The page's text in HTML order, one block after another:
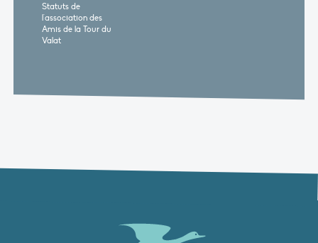
Statuts de
l'association des
Amis de la Tour du
Valat